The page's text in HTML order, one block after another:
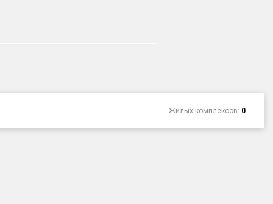
Жилых комплексов: 0